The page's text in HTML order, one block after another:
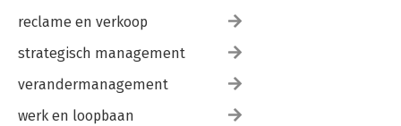
reclame en verkoop
strategisch management
verandermanagement
werk en loopbaan